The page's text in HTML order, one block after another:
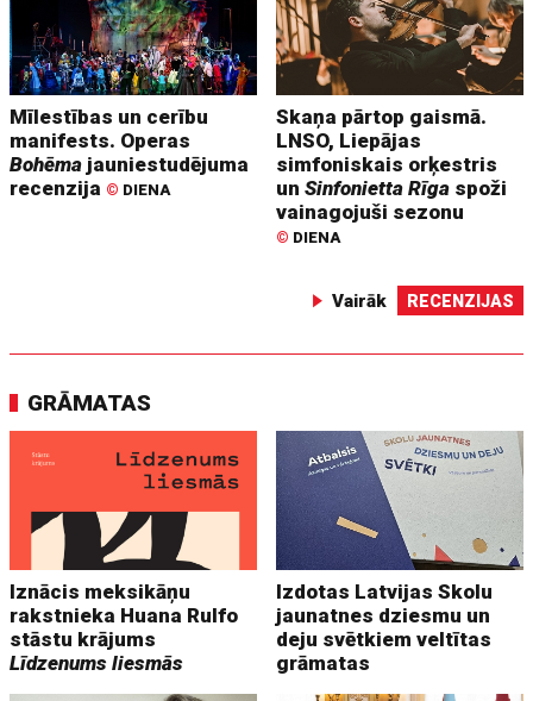
Mīlestības un cerību
manifests. Operas
Bohēma jauniestudējuma
recenzija © DIENA
Skaņa pārtop gaismā.
LNSO, Liepājas
simfoniskais orķestris
unSinfonietta Rīga spoži
vainagojuši sezonu
© DIENA
Vairāk RECENZIJAS
GRĀMATAS
Iznācis meksikāņu
rakstnieka Huana Rulfo
stāstu krājums
Līdzenums liesmās
Izdotas Latvijas Skolu
jaunatnes dziesmu un
deju svētkiem veltītas
grāmatas